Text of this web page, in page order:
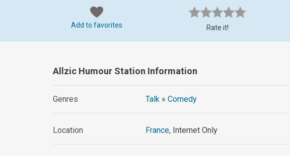
Add to favorites Rate it!
Allzic Humour Station Information
Genres Talk »Comedy
Location France, Internet Only